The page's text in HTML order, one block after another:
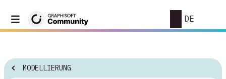
DE
MODELLIERUNG